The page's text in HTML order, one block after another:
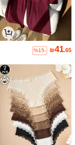
₪41.65
%15-